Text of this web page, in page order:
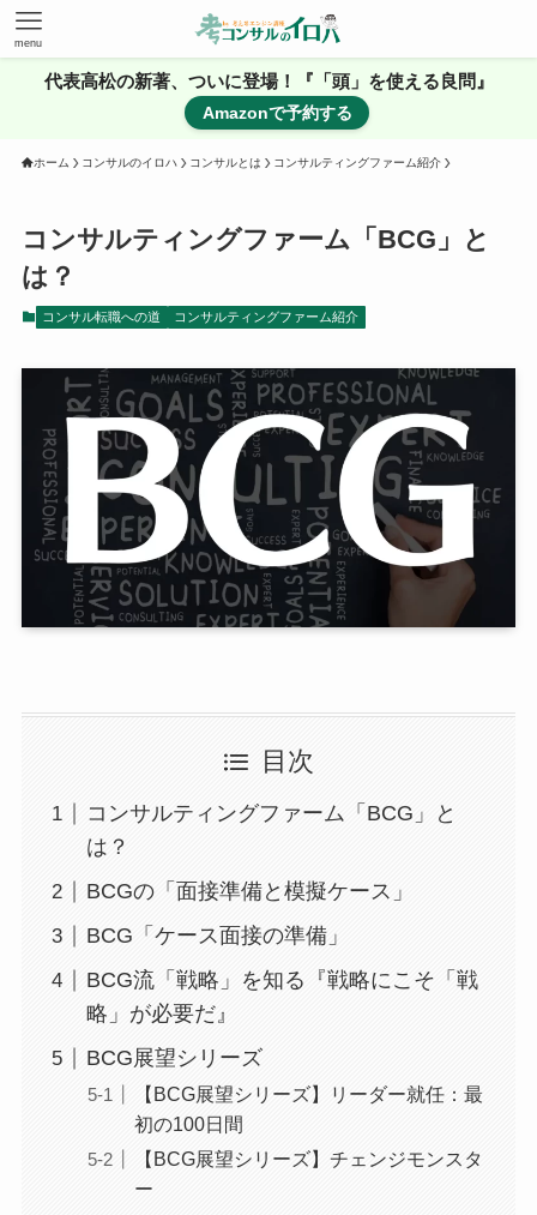
menu
代表高松の新著、ついに登場！『「頭」を使える良問』
Amazonで予約する
ホーム コンサルのイロハ コンサルとは コンサルティングファーム紹介
コンサルティングファーム「BCG」と
は？
コンサル転職への道 コンサルティングファーム紹介
目次
コンサルティングファーム「BCG」と
は？
BCGの「面接準備と模擬ケース」
BCG「ケース面接の準備」
BCG流「戦略」を知る『戦略にこそ「戦
略」が必要だ』
BCG展望シリーズ
【BCG展望シリーズ】リーダー就任：最
初の100日間
【BCG展望シリーズ】チェンジモンスタ
ー